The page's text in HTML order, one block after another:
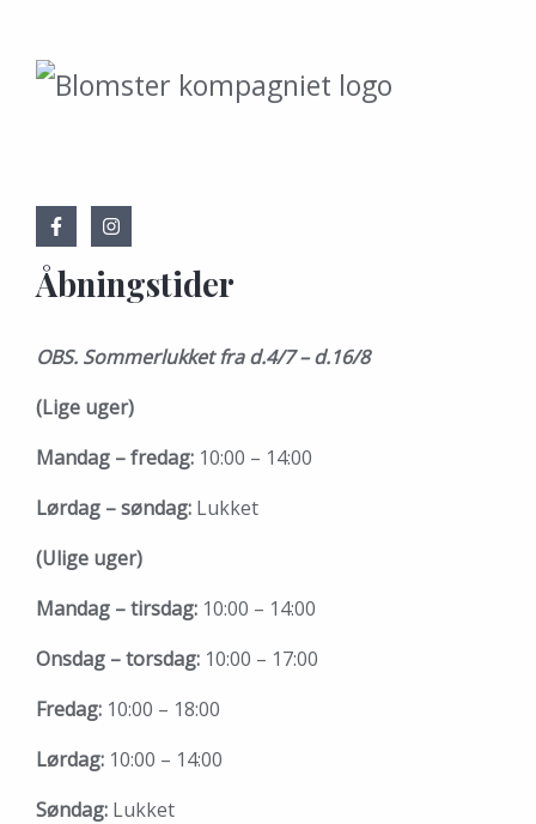
Åbningstider
OBS. Sommerlukket fra d.4/7 – d.16/8
(Lige uger)
Mandag – fredag: 10:00 – 14:00
Lørdag – søndag: Lukket
(Ulige uger)
Mandag – tirsdag: 10:00 – 14:00
Onsdag – torsdag: 10:00 – 17:00
Fredag: 10:00 – 18:00
Lørdag: 10:00 – 14:00
Søndag: Lukket